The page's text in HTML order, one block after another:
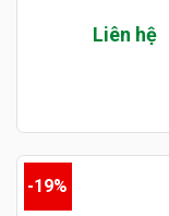
Liên hệ
-19%